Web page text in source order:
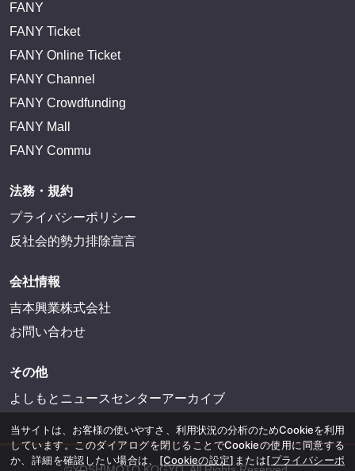
FANY
FANY Ticket
FANY Online Ticket
FANY Channel
FANY Crowdfunding
FANY Mall
FANY Commu
法務・規約
プライバシーポリシー
反社会的勢力排除宣言
会社情報
吉本興業株式会社
お問い合わせ
その他
よしもとニュースセンターアーカイブ
当サイトは、お客様の使いやすさ、利用状況の分析のためCookieを利用
しています。このダイアログを閉じることでCookieの使用に同意する
か、詳細を確認したい場合は、 [Cookieの設定] または[プライバシーポ